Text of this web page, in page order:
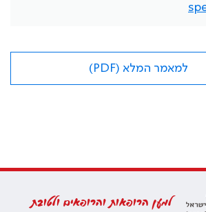
למאמר המלא (PDF)
למען הרופאות והרופאים ולטובת